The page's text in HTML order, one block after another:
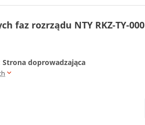
faz rozrządu NTY RKZ-TY-000
Strona doprowadzająca